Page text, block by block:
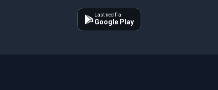
Last ned fra
Google Play